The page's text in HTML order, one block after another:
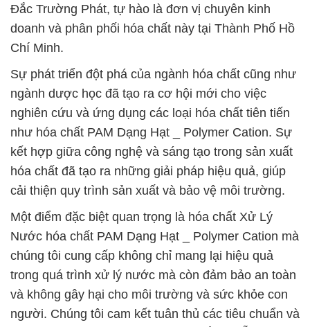
Đắc Trường Phát, tự hào là đơn vị chuyên kinh
doanh và phân phối hóa chất này tại Thành Phố Hồ
Chí Minh.
Sự phát triển đột phá của ngành hóa chất cũng như
ngành dược học đã tạo ra cơ hội mới cho việc
nghiên cứu và ứng dụng các loại hóa chất tiên tiến
như hóa chất PAM Dạng Hạt _ Polymer Cation. Sự
kết hợp giữa công nghệ và sáng tạo trong sản xuất
hóa chất đã tạo ra những giải pháp hiệu quả, giúp
cải thiện quy trình sản xuất và bảo vệ môi trường.
Một điểm đặc biệt quan trọng là hóa chất Xử Lý
Nước hóa chất PAM Dạng Hạt _ Polymer Cation mà
chúng tôi cung cấp không chỉ mang lại hiệu quả
trong quá trình xử lý nước mà còn đảm bảo an toàn
và không gây hại cho môi trường và sức khỏe con
người. Chúng tôi cam kết tuân thủ các tiêu chuẩn và